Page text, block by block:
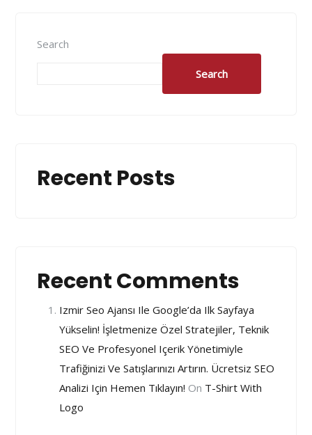
Search
Search
Recent Posts
Recent Comments
Izmir Seo Ajansı Ile Google’da Ilk Sayfaya
Yükselin! İşletmenize Özel Stratejiler, Teknik
SEO Ve Profesyonel Içerik Yönetimiyle
Trafiğinizi Ve Satışlarınızı Artırın. Ücretsiz SEO
Analizi Için Hemen Tıklayın! On T-Shirt With
Logo